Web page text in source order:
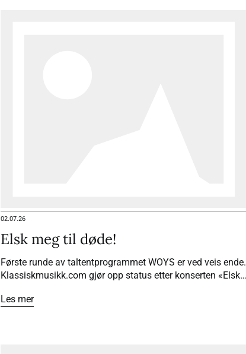
02.07.26
Elsk meg til døde!
Første runde av taltentprogrammet WOYS er ved veis ende.
Klassiskmusikk.com gjør opp status etter konserten «Elsk
Les mer